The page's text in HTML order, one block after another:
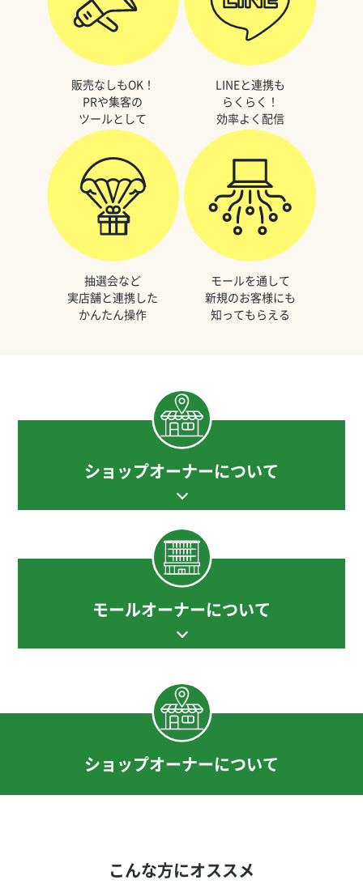
販売なしもOK！
PRや集客の
ツールとして
LINEと連携も
らくらく！
効率よく配信
抽選会など
実店舗と連携した
かんたん操作
モールを通して
新規のお客様にも
知ってもらえる
ショップオーナーについて
モールオーナーについて
ショップオーナーについて
こんな方にオススメ